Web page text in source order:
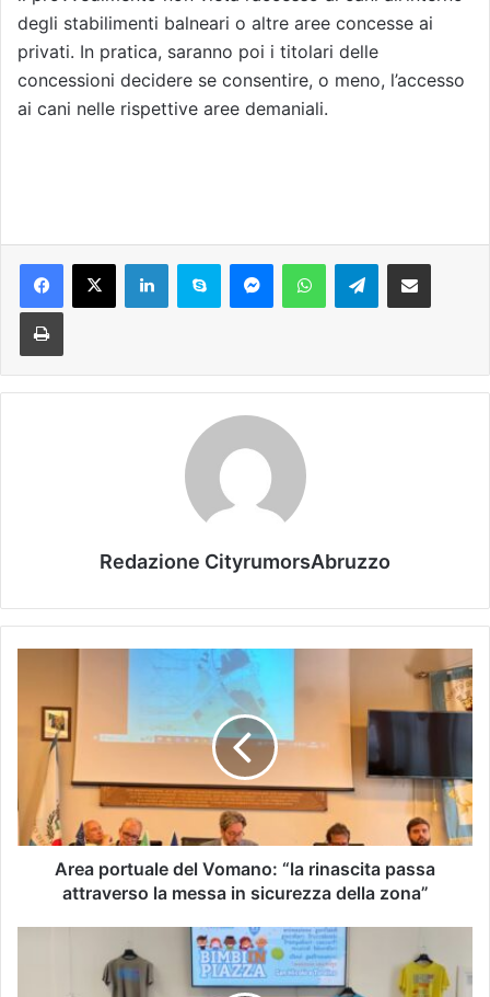
degli stabilimenti balneari o altre aree concesse ai
privati. In pratica, saranno poi i titolari delle
concessioni decidere se consentire, o meno, l’accesso
ai cani nelle rispettive aree demaniali.
Telegram
Redazione CityrumorsAbruzzo
Area portuale del Vomano: “la rinascita passa
attraverso la messa in sicurezza della zona”